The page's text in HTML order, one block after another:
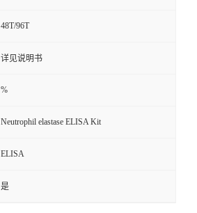
48T/96T
详见说明书
%
Neutrophil elastase ELISA Kit
ELISA
是